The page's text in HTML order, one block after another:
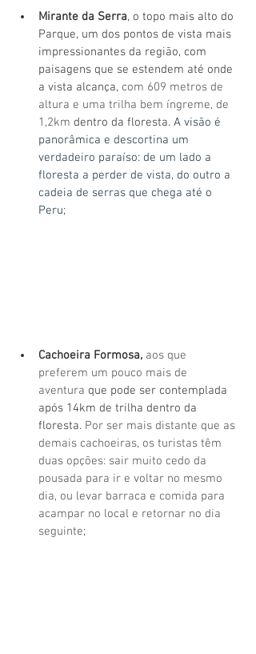
Mirante da Serra, o topo mais alto do
Parque, um dos pontos de vista mais
impressionantes da região, com
paisagens que se estendem até onde
a vista alcança, com 609 metros de
altura e uma trilha bem íngreme, de
1,2km dentro da floresta. A visão é
panorâmica e descortina um
verdadeiro paraíso: de um lado a
floresta a perder de vista, do outro a
cadeia de serras que chega até o
Peru;
Cachoeira Formosa, aos que
preferem um pouco mais de
aventura que pode ser contemplada
após 14km de trilha dentro da
floresta. Por ser mais distante que as
demais cachoeiras, os turistas têm
duas opções: sair muito cedo da
pousada para ir e voltar no mesmo
dia, ou levar barraca e comida para
acampar no local e retornar no dia
seguinte;